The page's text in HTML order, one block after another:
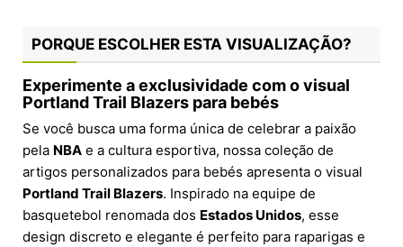
PORQUE ESCOLHER ESTA VISUALIZAÇÃO?
Experimente a exclusividade com o visual
Portland Trail Blazers para bebés
Se você busca uma forma única de celebrar a paixão
pela NBA e a cultura esportiva, nossa coleção de
artigos personalizados para bebés apresenta o visual
Portland Trail Blazers. Inspirado na equipe de
basquetebol renomada dos Estados Unidos, esse
design discreto e elegante é perfeito para raparigas e